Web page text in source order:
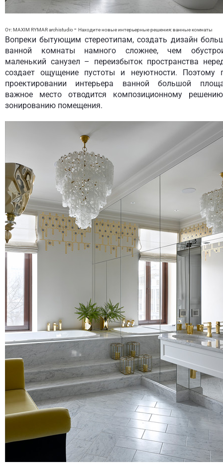
От: MAXIM RYMAR archistudio- Находите новые интерьерные решения:ванные комнаты
Вопреки бытующим стереотипам, создать дизайн
ванной комнаты намного сложнее, чем
маленький санузел – переизбыток пространства
создает ощущение пустоты и неуютности. Поэтому
проектировании интерьера ванной большой
важное место отводится композиционному
зонированию помещения.